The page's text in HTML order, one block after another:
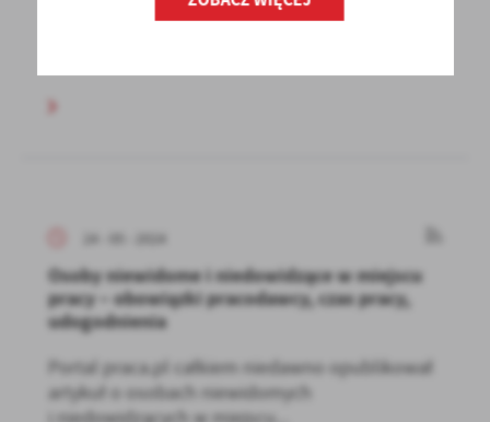
WULKANYPARTYCYPACJI Masz 16-24 lat
24 - 05 - 2024
Osoby niewidome i niedowidzące w miejscu
pracy – obowiązki pracodawcy, czas pracy,
udogodnienia
Portal praca.pl całkiem niedawno opublikował
artykuł o osobach niewidomych